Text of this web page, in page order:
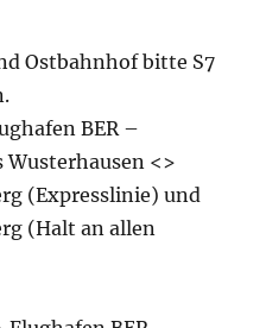
Ostbahnhof bitte S7
BER –
<>
(Expresslinie) und
(Halt an allen